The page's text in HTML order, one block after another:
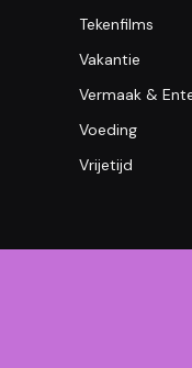
Tekenfilms
Vakantie
Vermaak &
Voeding
Vrijetijd